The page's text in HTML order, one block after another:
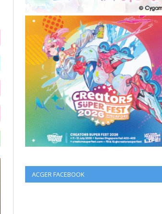
ACGER FACEBOOK